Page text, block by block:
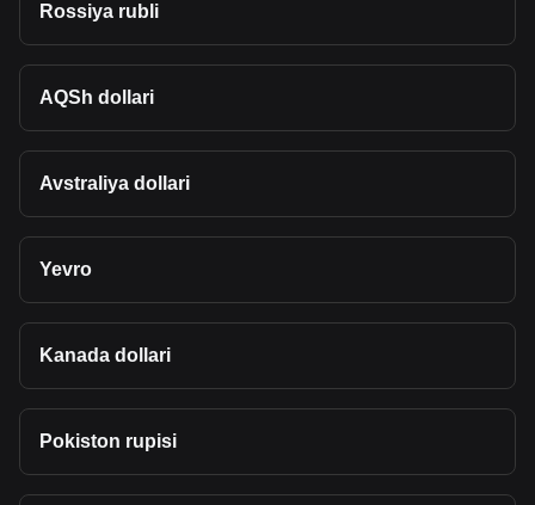
Rossiya rubli
AQSh dollari
Avstraliya dollari
Yevro
Kanada dollari
Pokiston rupisi